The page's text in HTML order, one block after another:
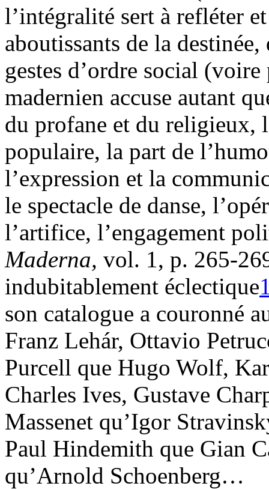
l’intégralité sert à refléter
aboutissants de la
gestes d’ordre social
madernien accuse autant
du profane et du religieux,
populaire, la part de
l’expression et la
le spectacle de danse,
l’artifice, l’engagement
Maderna, vol. 1, p. 265-
indubitablement éclectique
son catalogue a couronné
Franz Lehár, Ottavio
Purcell que Hugo Wolf,
Charles Ives, Gustave
Massenet qu’Igor
Paul Hindemith que Gian
qu’Arnold Schoenberg…